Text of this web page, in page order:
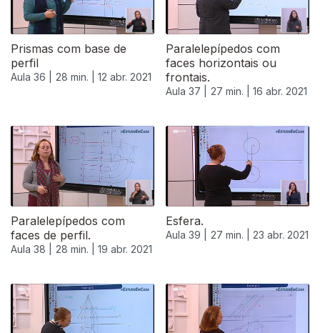
Prismas com base de
perfil
Aula 36 | 28 min. | 12 abr. 2021
Paralelepípedos com
faces horizontais ou
frontais.
Aula 37 | 27 min. | 16 abr. 2021
Paralelepípedos com
faces de perfil.
Aula 38 | 28 min. | 19 abr. 2021
Esfera.
Aula 39 | 27 min. | 23 abr. 2021